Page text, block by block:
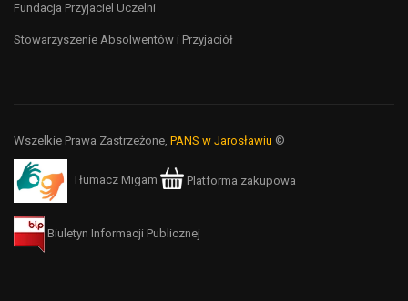
Fundacja Przyjaciel Uczelni
Stowarzyszenie Absolwentów i Przyjaciół
Wszelkie Prawa Zastrzeżone, PANS w Jarosławiu ©
Tłumacz Migam Platforma zakupowa
Biuletyn Informacji Publicznej